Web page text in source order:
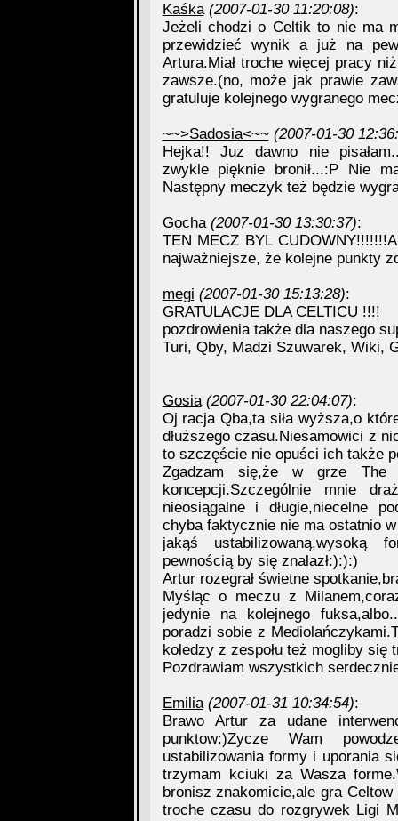
Kaśka (2007-01-30 11:20:08):
Jeżeli chodzi o Celtik to nie ma
przewidzieć wynik a już na
Artura.Miał troche więcej pracy
zawsze.(no, może jak prawie
gratuluje kolejnego wygranego
~~>Sadosia<~~ (2007-01-30
Hejka!! Juz dawno nie
zwykle pięknie bronił...:P Nie
Następny meczyk też będzie
Gocha (2007-01-30 13:30:37):
TEN MECZ BYL
najważniejsze, że kolejne punkty
megi (2007-01-30 15:13:28):
GRATULACJE DLA CELTICU !!!!
pozdrowienia także dla naszego
Turi, Qby, Madzi Szuwarek, Wiki,
Gosia (2007-01-30 22:04:07):
Oj racja Qba,ta siła wyższa,o
dłuższego czasu.Niesamowici z
to szczęście nie opuści ich także
Zgadzam się,że w grze The
koncepcji.Szczególnie mnie
nieosiągalne i długie,niecelne
chyba faktycznie nie ma ostatnio
jakąś ustabilizowaną,wysoką
pewnością by się znalazł:):):)
Artur rozegrał świetne
Myśląc o meczu z
jedynie na kolejnego
poradzi sobie z
koledzy z zespołu też mogliby się
Pozdrawiam wszystkich
Emilia (2007-01-31 10:34:54):
Brawo Artur za udane
punktow:)Zycze Wam
ustabilizowania formy i uporania
trzymam kciuki za Wasza
bronisz znakomicie,ale gra
troche czasu do rozgrywek Ligi